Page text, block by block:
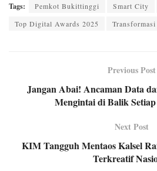
Tags: Pemkot Bukittinggi Smart City
Top Digital Awards 2025
Previous Post
Jangan Abai! Ancaman Data
Mengintai di Balik
Next Post
KIM Tangguh Mentaos Kalsel
Terkreatif